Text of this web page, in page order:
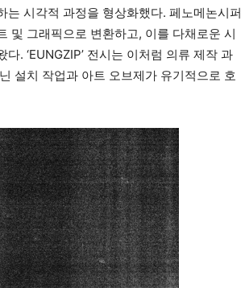
시각적 과정을 형상화했다. 페노메논시퍼
및 그래픽으로 변환하고, 이를 다채로운 시
. ‘EUNGZIP’ 전시는 이처럼 의류 제작 과
설치 작업과 아트 오브제가 유기적으로 호